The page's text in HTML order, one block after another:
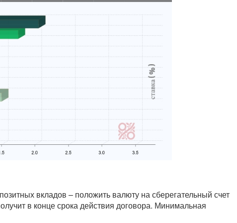
вкладов – положить валюту на сберегательный счет
в конце срока действия договора. Минимальная